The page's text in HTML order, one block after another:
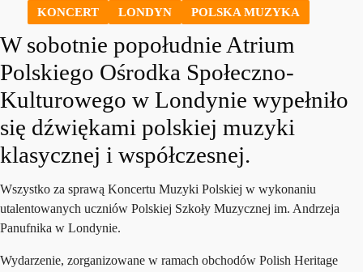
KONCERT LONDYN POLSKA MUZYKA
W sobotnie popołudnie Atrium
Polskiego Ośrodka Społeczno-
Kulturowego w Londynie wypełniło
się dźwiękami polskiej muzyki
klasycznej i współczesnej.
Wszystko za sprawą Koncertu Muzyki Polskiej w wykonaniu
utalentowanych uczniów Polskiej Szkoły Muzycznej im. Andrzeja
Panufnika w Londynie.
Wydarzenie, zorganizowane w ramach obchodów Polish Heritage